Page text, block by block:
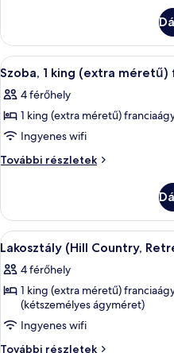
queen
(nagyméretű)
franciaágy
(Retreat
Floor)
franciaágy
(Retreat
Floor)
részletei
A
következő
szoba
összes
képének
megtekintése:
king
(extra
méretű)
franciaágy
(Retreat
Floor)
4
Szoba, 1 king (extra
4 férőhely
1 king (extra méretű)
Ingyenes wifi
További részletek
Szoba,
méretű)
franciaágy
(Retreat
további
részletei
A
következő
szoba
összes
képének
megtekintése:
Lakosztály
4
Lakosztály (Hill Country,
4 férőhely
1 king (extra méretű)
(kétszemélyes ágyméret)
Ingyenes wifi
További részletek
Lakosztály